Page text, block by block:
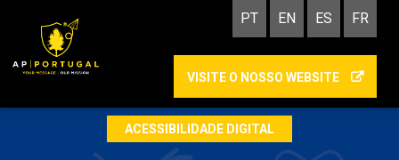
PT EN ES FR
VISITE O NOSSO WEBSITE
ACESSIBILIDADE DIGITAL